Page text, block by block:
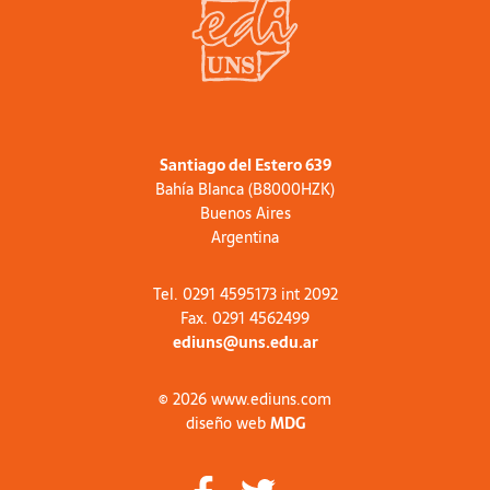
Santiago del Estero 639
Bahía Blanca (B8000HZK)
Buenos Aires
Argentina
Tel. 0291 4595173 int 2092
Fax. 0291 4562499
ediuns@uns.edu.ar
© 2026 www.ediuns.com
diseño webMDG